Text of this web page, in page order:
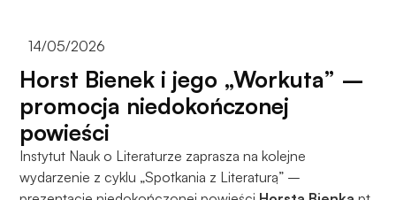
14/05/2026
Horst Bienek i jego „Workuta” –
promocja niedokończonej
powieści
Instytut Nauk o Literaturze zaprasza na kolejne
wydarzenie z cyklu „Spotkania z Literaturą” –